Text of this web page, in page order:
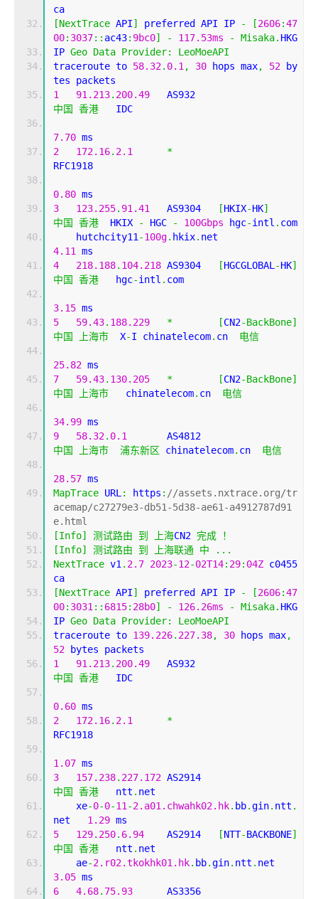
ca
[NextTrace API] preferred API IP - [2606:47
00: 3037:: ac43: 9bc0] - 117.53ms - Misaka. HKG
IP Geo Data Provider:
LeoMoeAPI
traceroute to 58.32. 0.1, 30 hops max, 52 by
tes packets
1
91.213. 200.49
中国
香港
   IDC
7.70 ms
2
172.16. 2.1
*
RFC1918
0.80 ms
3
123.255. 91.41
   AS9304
[HKIX-HK]
中国
香港
  HKIX
- HGC - 100Gbps hgc-intl .
    hutchcity11
-100g. hkix.
4.11 ms
4
218.188. 104.218 AS9304 [HGCGLOBAL-HK]
中国
香港
   hgc
-intl . com
3.15 ms
5
59.43. 188.229 * [CN2-BackBone]
中国
上海市
  X
-I chinatelecom. cn 电信
25.82 ms
7
59.43. 130.205 * [CN2-BackBone]
中国
上海市
   chinatelecom
. cn 电信
34.99 ms
9
58.32. 0.1
中国
上海市 浦东新区 chinatelecom. cn 电信
28.57 ms
MapTrace URL: https : //assets.nxtrace.org/tr
acemap/c27279e3-db51-5d38-ae61-a4912787d91
e.html
[Info] 测试路由 到 上海CN2 完成
！
[Info] 测试路由 到 上海联通 中
...
NextTrace v1. 2.7 2023-12-02T14: 29: 04Z c0455
ca
[NextTrace API] preferred API IP - [2606:47
00: 3031:: 6815: 28b0] - 126.26ms - Misaka. HKG
IP Geo Data Provider:
LeoMoeAPI
traceroute to 139.226. 227.38, 30 hops max,
52 bytes packets
1
91.213. 200.49
中国
香港
   IDC
0.60 ms
2
172.16. 2.1
*
RFC1918
1.07 ms
3
157.238. 227.172
中国
香港
   ntt
. net
    xe
-0-0-11-2.a01.chwahk02.hk. bb.gin. ntt .
net 1.29 ms
5
129.250. 6.94
    AS2914
[NTT-BACKBONE]
中国
香港
   ntt
. net
    ae
-2.r02.tkokhk01.hk. bb.gin. ntt .
3.05 ms
6
4.68. 75.93